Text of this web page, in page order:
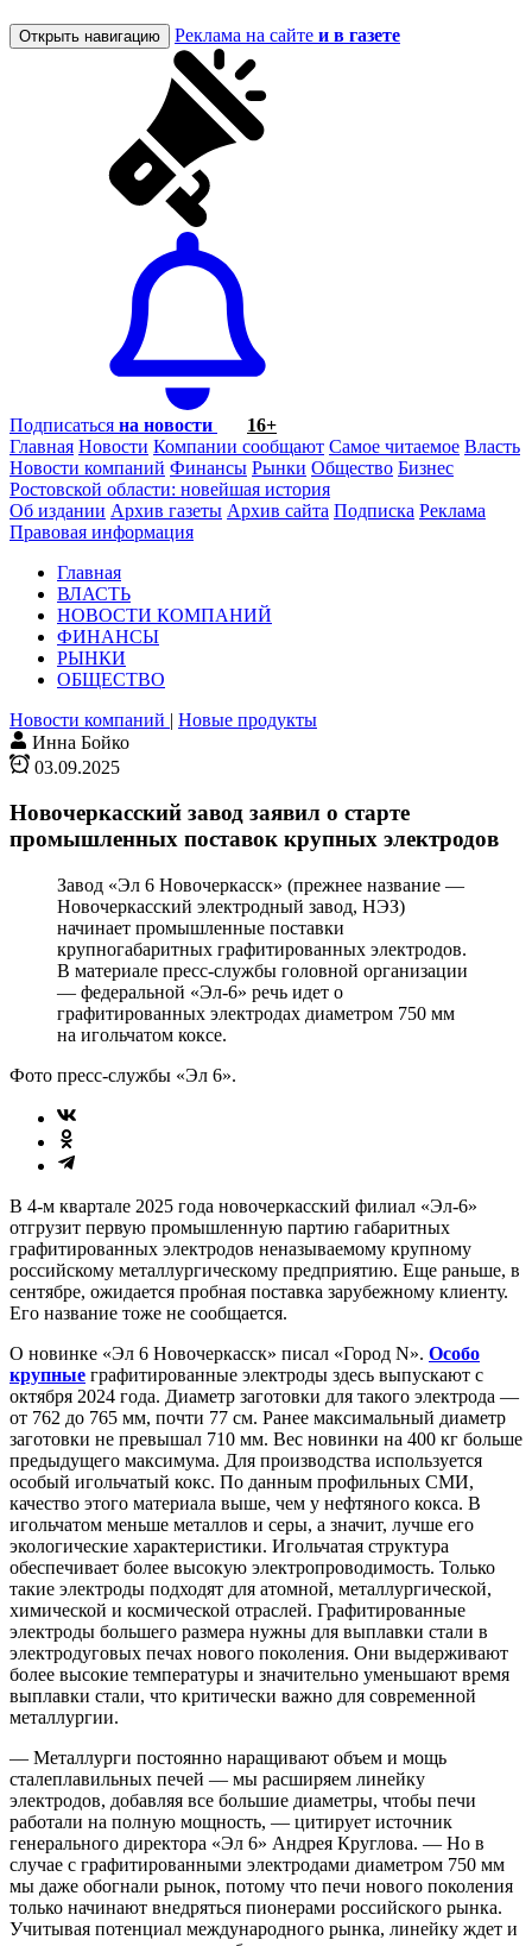
Открыть навигацию Реклама на сайте и в газете
Подписаться на новости
16+
Главная Новости Компании сообщают Самое читаемое Власть
Новости компаний Финансы Рынки Общество Бизнес
Ростовской области: новейшая история
Об издании Архив газеты Архив сайта Подписка Реклама
Правовая информация
Главная
ВЛАСТЬ
НОВОСТИ КОМПАНИЙ
ФИНАНСЫ
РЫНКИ
ОБЩЕСТВО
Новости компаний | Новые продукты
Инна Бойко
03.09.2025
Новочеркасский завод заявил о старте
промышленных поставок крупных электродов
Завод «Эл 6 Новочеркасск» (прежнее название —
Новочеркасский электродный завод, НЭЗ)
начинает промышленные поставки
крупногабаритных графитированных электродов.
В материале пресс-службы головной организации
— федеральной «Эл-6» речь идет о
графитированных электродах диаметром 750 мм
на игольчатом коксе.
Фото пресс-службы «Эл 6».
В 4-м квартале 2025 года новочеркасский филиал «Эл-6»
отгрузит первую промышленную партию габаритных
графитированных электродов неназываемому крупному
российскому металлургическому предприятию. Еще раньше, в
сентябре, ожидается пробная поставка зарубежному клиенту.
Его название тоже не сообщается.
О новинке «Эл 6 Новочеркасск» писал «Город N». Особо
крупные графитированные электроды здесь выпускают с
октября 2024 года. Диаметр заготовки для такого электрода —
от 762 до 765 мм, почти 77 см. Ранее максимальный диаметр
заготовки не превышал 710 мм. Вес новинки на 400 кг больше
предыдущего максимума. Для производства используется
особый игольчатый кокс. По данным профильных СМИ,
качество этого материала выше, чем у нефтяного кокса. В
игольчатом меньше металлов и серы, а значит, лучше его
экологические характеристики. Игольчатая структура
обеспечивает более высокую электропроводимость. Только
такие электроды подходят для атомной, металлургической,
химической и космической отраслей. Графитированные
электроды большего размера нужны для выплавки стали в
электродуговых печах нового поколения. Они выдерживают
более высокие температуры и значительно уменьшают время
выплавки стали, что критически важно для современной
металлургии.
— Металлурги постоянно наращивают объем и мощь
сталеплавильных печей — мы расширяем линейку
электродов, добавляя все большие диаметры, чтобы печи
работали на полную мощность, — цитирует источник
генерального директора «Эл 6» Андрея Круглова. — Но в
случае с графитированными электродами диаметром 750 мм
мы даже обогнали рынок, потому что печи нового поколения
только начинают внедряться пионерами российского рынка.
Учитывая потенциал международного рынка, линейку ждет и